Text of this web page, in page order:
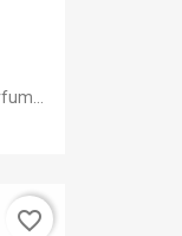
favorite_border